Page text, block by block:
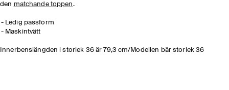
den matchande toppen.
Ledig passform
Maskintvätt
Innerbenslängden i storlek 36 är 79,3 cm/Modellen bär storlek 36